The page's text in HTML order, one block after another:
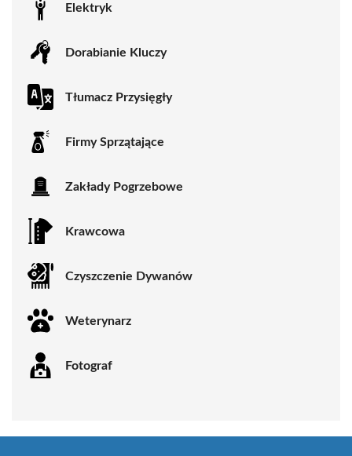
Elektryk
Dorabianie Kluczy
Tłumacz Przysięgły
Firmy Sprzątające
Zakłady Pogrzebowe
Krawcowa
Czyszczenie Dywanów
Weterynarz
Fotograf